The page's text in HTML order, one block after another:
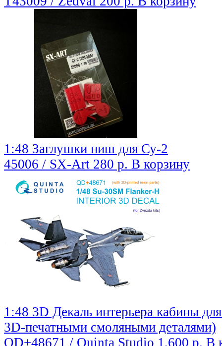
1:48 Заглушки ниш для Су-2
45006 / SX-Art 280 р. В корзину
1:48 3D Декаль интерьера кабины
3D-печатными смоляными деталями)
QD+48671 / Quinta Studio 1,600 р. В